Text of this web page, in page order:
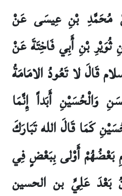
مُحَمَّدِ بْنِ عِيسَى عَنْ
بْنِ أَبِي فَاخِتَةَ عَنْ
قَالَ لا تَعُودُ الامَامَةُ
وَالْحُسَيْنِ أَبَداً إِنَّمَا
كَمَا قَالَ الله تَبَارَكَ
بَعْضُهُمْ أَوْلى‏ بِبَعْضٍ فِي
بَعْدَ عَلِيِّ بن الحسين